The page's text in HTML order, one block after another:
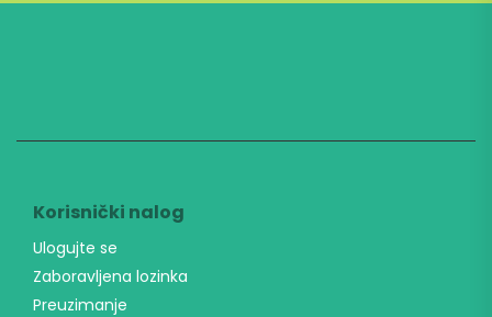
Korisnički nalog
Ulogujte se
Zaboravljena lozinka
Preuzimanje